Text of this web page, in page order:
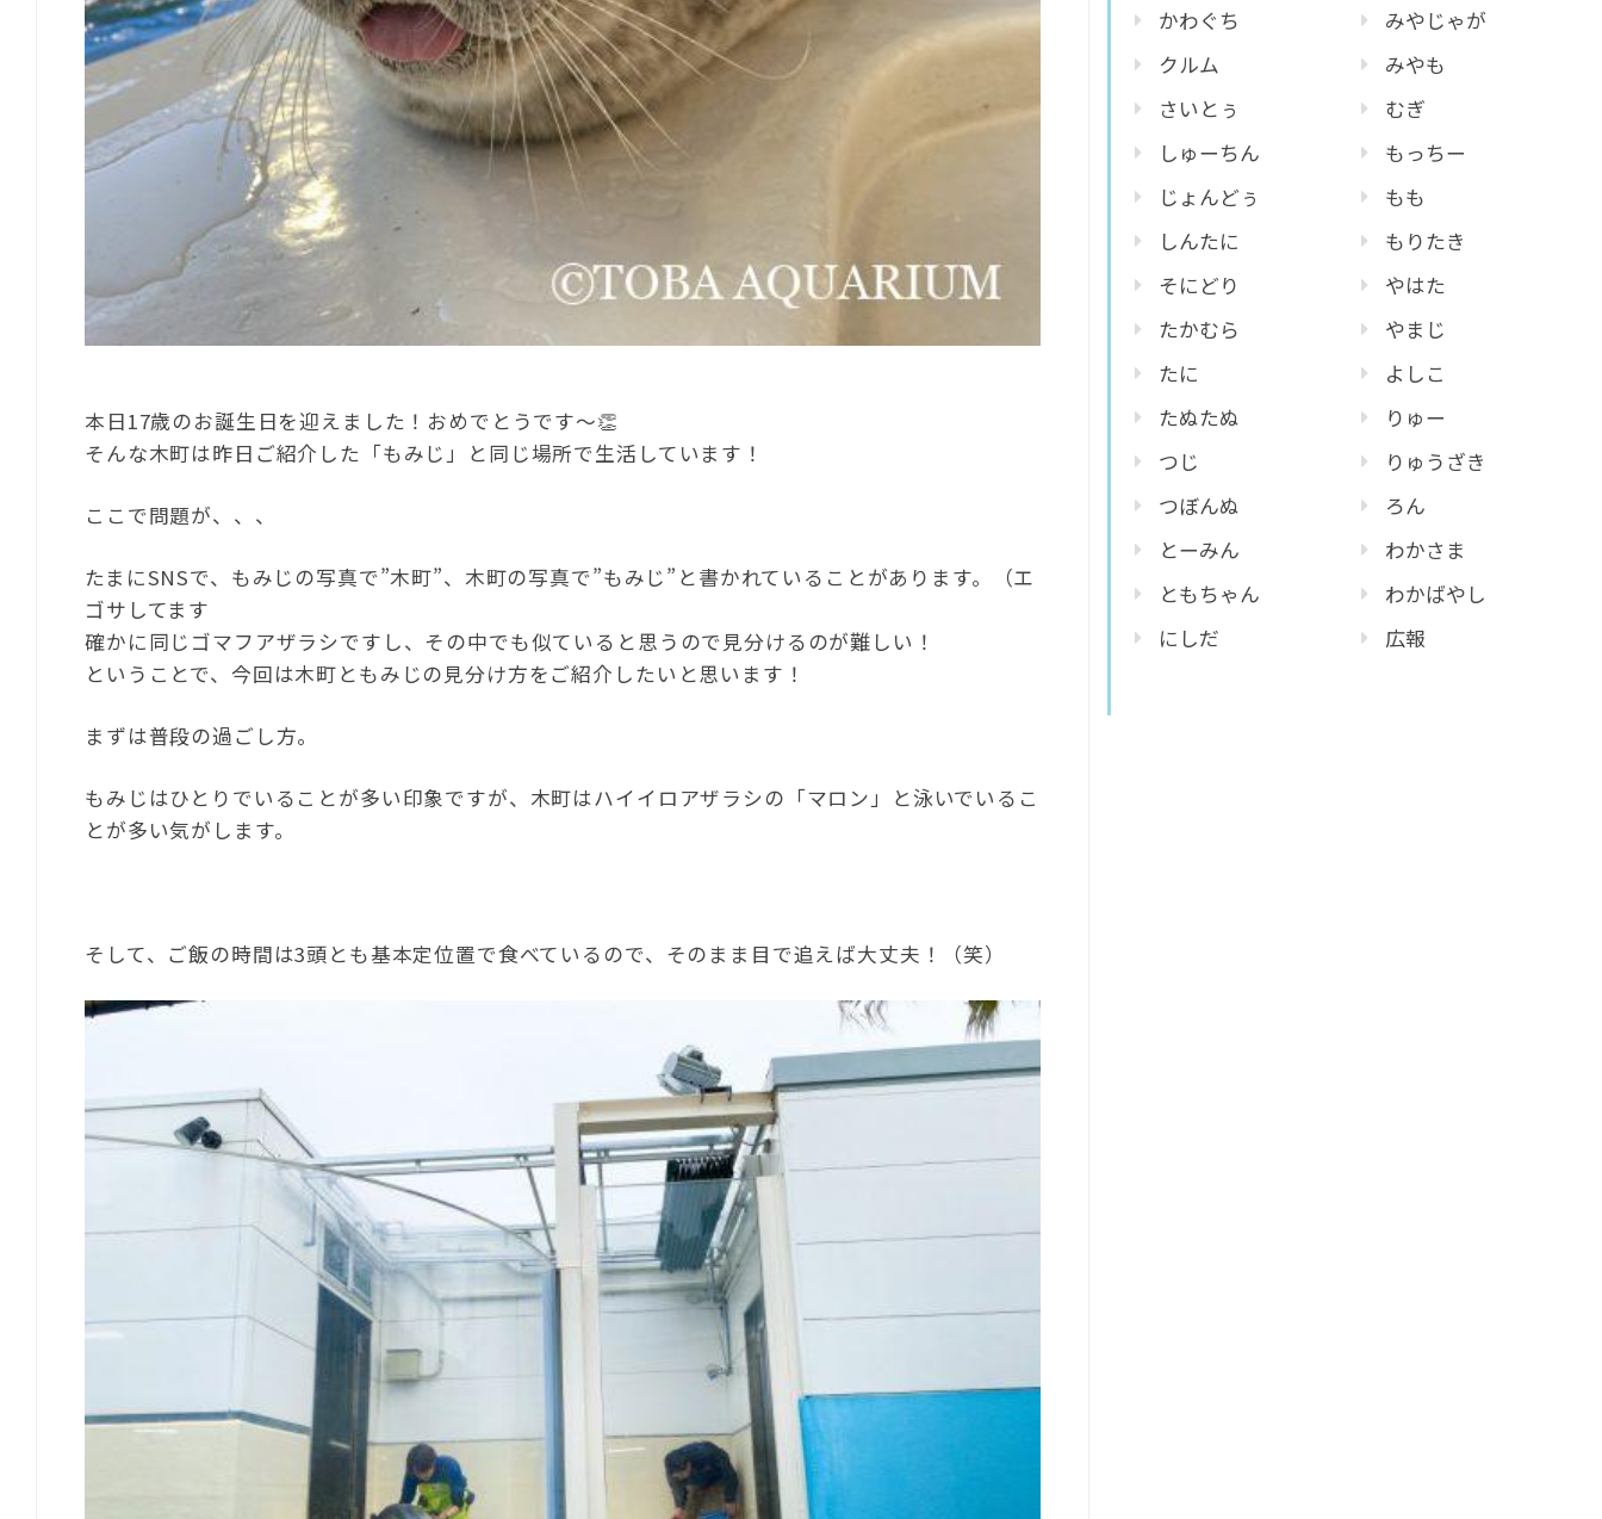
本日17歳のお誕生日を迎えました！おめでとうです～👏
そんな木町は昨日ご紹介した「もみじ」と同じ場所で生活しています！
ここで問題が、、、
たまにSNSで、もみじの写真で”木町”、木町の写真で”もみじ”と書かれていることがあります。（エ
ゴサしてます
確かに同じゴマフアザラシですし、その中でも似ていると思うので見分けるのが難しい！
ということで、今回は木町ともみじの見分け方をご紹介したいと思います！
まずは普段の過ごし方。
もみじはひとりでいることが多い印象ですが、木町はハイイロアザラシの「マロン」と泳いでいるこ
とが多い気がします。
そして、ご飯の時間は3頭とも基本定位置で食べているので、そのまま目で追えば大丈夫！（笑）
かわぐち
クルム
さいとぅ
しゅーちん
じょんどぅ
しんたに
そにどり
たかむら
たに
たぬたぬ
つじ
つぼんぬ
とーみん
ともちゃん
にしだ
みやじゃが
みやも
むぎ
もっちー
もも
もりたき
やはた
やまじ
よしこ
りゅー
りゅうざき
ろん
わかさま
わかばやし
広報